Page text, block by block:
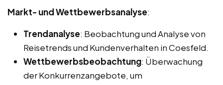
Markt- und Wettbewerbsanalyse:
Trendanalyse: Beobachtung und Analyse von
Reisetrends und Kundenverhalten in Coesfeld.
Wettbewerbsbeobachtung: Überwachung
der Konkurrenzangebote, um